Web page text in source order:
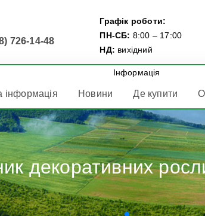
726-14-48
Графік роботи:
ПН-СБ: 8:00 – 17:00
НД: вихідний
Інформація
інформація Новини Де купити
декоративних